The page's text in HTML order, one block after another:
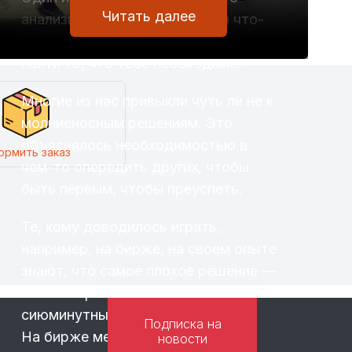
анализируя или рассматривая что-
то неспешно, есть больше шансов
найти то, что тебе необходимо.
Многие из нас привыкли чуть ли не к
молниеносным решениям. Это
объяснялось необходимостью в
чем-то опередить других, чтобы
сиюминутных эмоций.
На бирже медлительность часто
Читать далее
заказ
Подписка на
новости